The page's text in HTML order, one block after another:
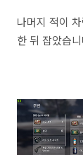
나머지 적이
한 뒤 잡았습